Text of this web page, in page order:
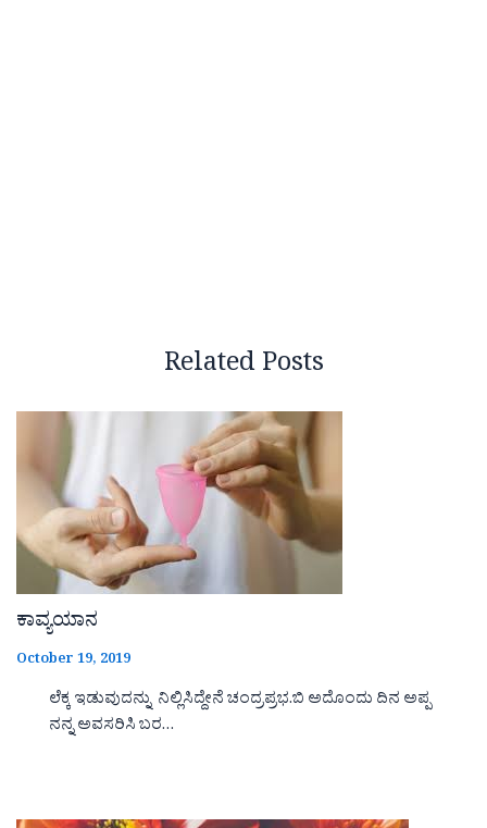
Related Posts
ಕಾವ್ಯಯಾನ
October 19, 2019
ಲೆಕ್ಕ ಇಡುವುದನ್ನು ನಿಲ್ಲಿಸಿದ್ದೇನೆ ಚಂದ್ರಪ್ರಭ.ಬಿ ಅದೊಂದು ದಿನ ಅಪ್ಪ
ನನ್ನ ಅವಸರಿಸಿ ಬರ…